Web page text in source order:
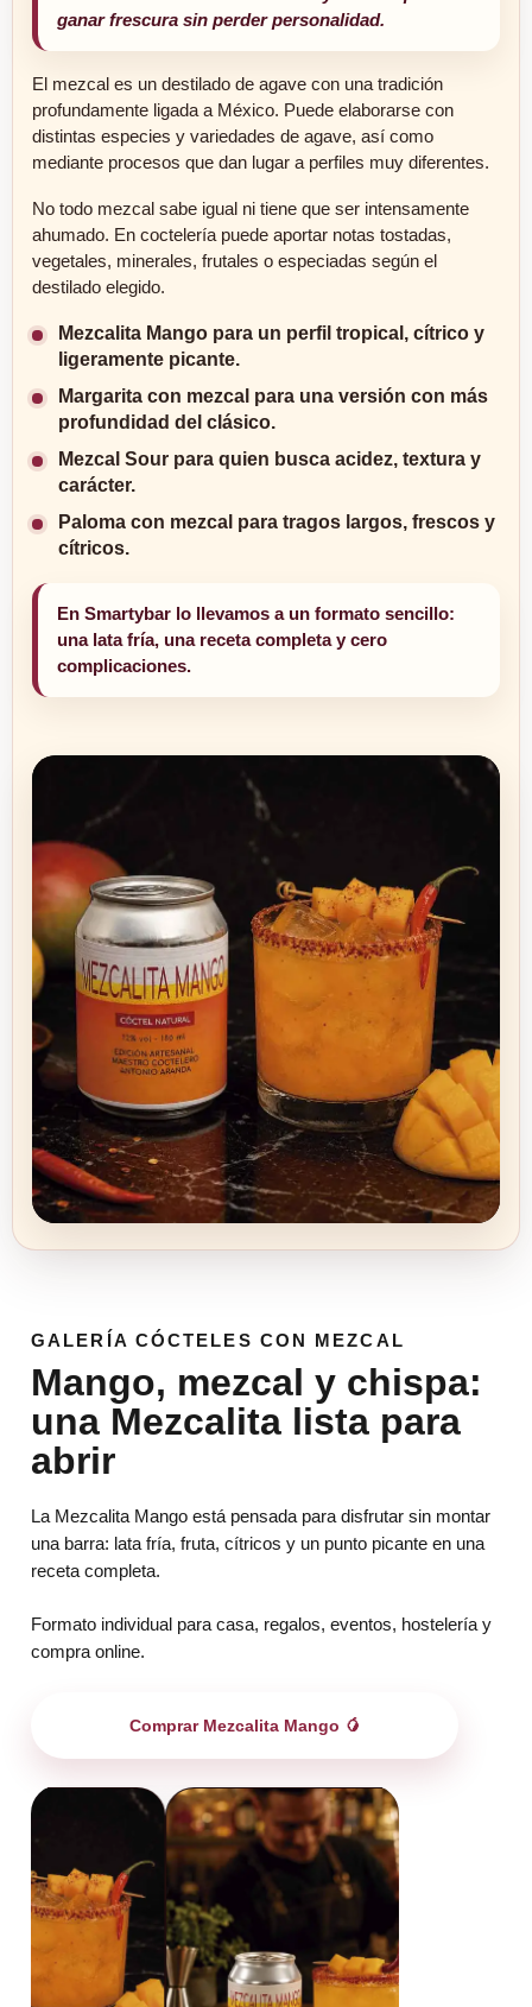
ganar frescura sin perder personalidad.
El mezcal es un destilado de agave con una tradición
profundamente ligada a México. Puede elaborarse con
distintas especies y variedades de agave, así como
mediante procesos que dan lugar a perfiles muy diferentes.
No todo mezcal sabe igual ni tiene que ser intensamente
ahumado. En coctelería puede aportar notas tostadas,
vegetales, minerales, frutales o especiadas según el
destilado elegido.
Mezcalita Mango para un perfil tropical, cítrico y
ligeramente picante.
Margarita con mezcal para una versión con más
profundidad del clásico.
Mezcal Sour para quien busca acidez, textura y
carácter.
Paloma con mezcal para tragos largos, frescos y
cítricos.
En Smartybar lo llevamos a un formato sencillo:
una lata fría, una receta completa y cero
complicaciones.
GALERÍA CÓCTELES CON MEZCAL
Mango, mezcal y chispa:
una Mezcalita lista para
abrir
La Mezcalita Mango está pensada para disfrutar sin montar
una barra: lata fría, fruta, cítricos y un punto picante en una
receta completa.
Formato individual para casa, regalos, eventos, hostelería y
compra online.
Comprar Mezcalita Mango 🥭